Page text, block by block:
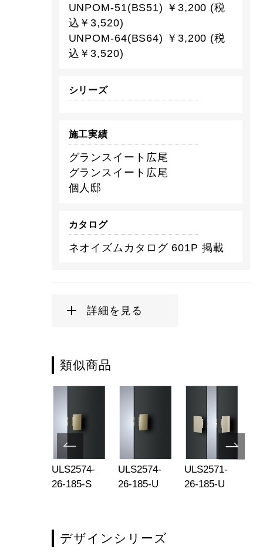
UNPOM-51(BS51) ￥3,200 (税
込￥3,520)
UNPOM-64(BS64) ￥3,200 (税
込￥3,520)
シリーズ
施工実績
グランスイート広尾
グランスイート広尾
個人邸
カタログ
ネオイズムカタログ 601P 掲載
詳細を見る
類似商品
ULS2574-
26-185-S
ULS2574-
26-185-U
ULS2571-
26-185-U
デザインシリーズ